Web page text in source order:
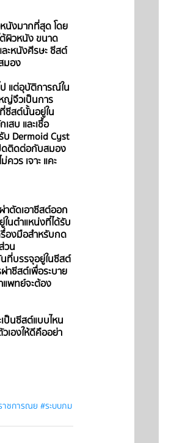
นังมากที่สุด โดย
ผิวหนัง ขนาด
ะหนังศีรษะ ซีสต์
มอง
แต่อุบัติการณ์ใน
ญ่จึวเป็นการ
ซีสต์นั้นอยู่ใน
สบ และเชื้อ
บ Dermoid Cyst
ดติดต่อกับสมอง
วร เจาะ แคะ
าตัดเอาซีสต์ออก
นตำแหน่งที่ได้รับ
รื่องมือสำหรับกด
วน
นที่บรรจุอยู่ในซีสต์
ซีสต์เพื่อระบาย
พทย์จะต้อง
ป็นซีสต์แบบไหน
เองให้ดีคืออย่า
าชการณย #ระบบภม